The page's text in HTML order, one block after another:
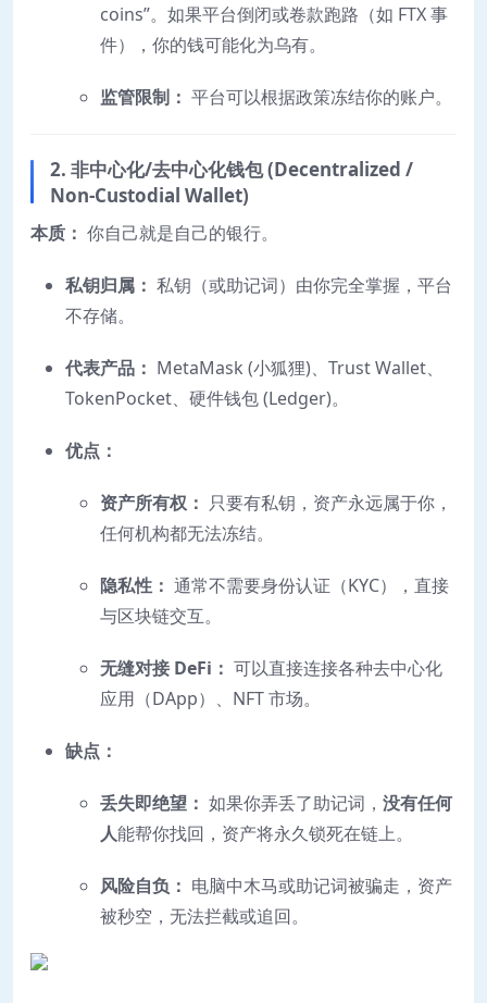
coins”。如果平台倒闭或卷款跑路（如 FTX 事
件），你的钱可能化为乌有。
监管限制： 平台可以根据政策冻结你的账户。
2. 非中心化/去中心化钱包 (Decentralized /
Non-Custodial Wallet)
本质： 你自己就是自己的银行。
私钥归属： 私钥（或助记词）由你完全掌握，平台
不存储。
代表产品： MetaMask (小狐狸)、Trust Wallet、
TokenPocket、硬件钱包 (Ledger)。
优点：
资产所有权： 只要有私钥，资产永远属于你，
任何机构都无法冻结。
隐私性： 通常不需要身份认证（KYC），直接
与区块链交互。
无缝对接 DeFi： 可以直接连接各种去中心化
应用（DApp）、NFT 市场。
缺点：
丢失即绝望： 如果你弄丢了助记词， 没有任何
人能帮你找回，资产将永久锁死在链上。
风险自负： 电脑中木马或助记词被骗走，资产
被秒空，无法拦截或追回。